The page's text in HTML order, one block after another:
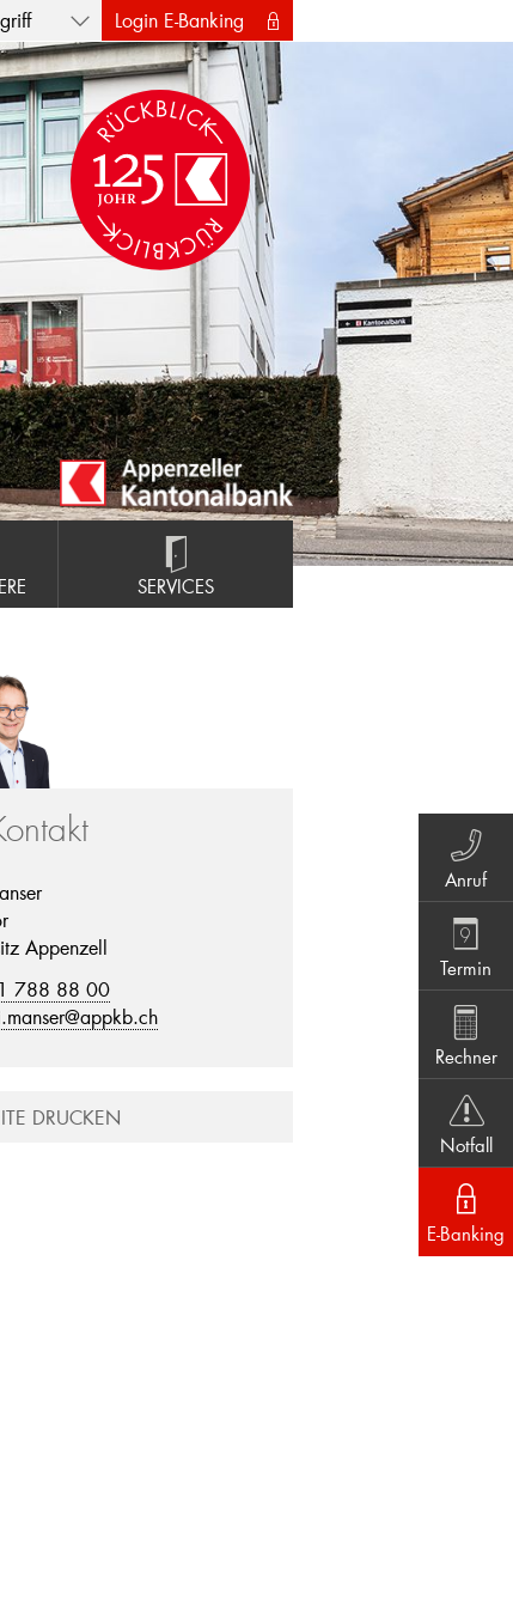
Login E-Banking
SERVICES
Appenzell
788 88 00
DRUCKEN
Anruf
Termin
Rechner
Notfall
E-Banking